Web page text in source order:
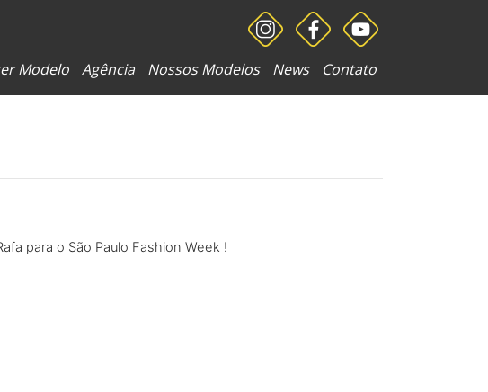
Modelo Agência Nossos Modelos News Contato
para o São Paulo Fashion Week !